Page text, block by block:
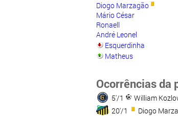
Diogo Marzagão
Mário César
Ronaell
André Leonel
Esquerdinha
Matheus
Ocorrências da
5'/1
William
20'/1
Diogo